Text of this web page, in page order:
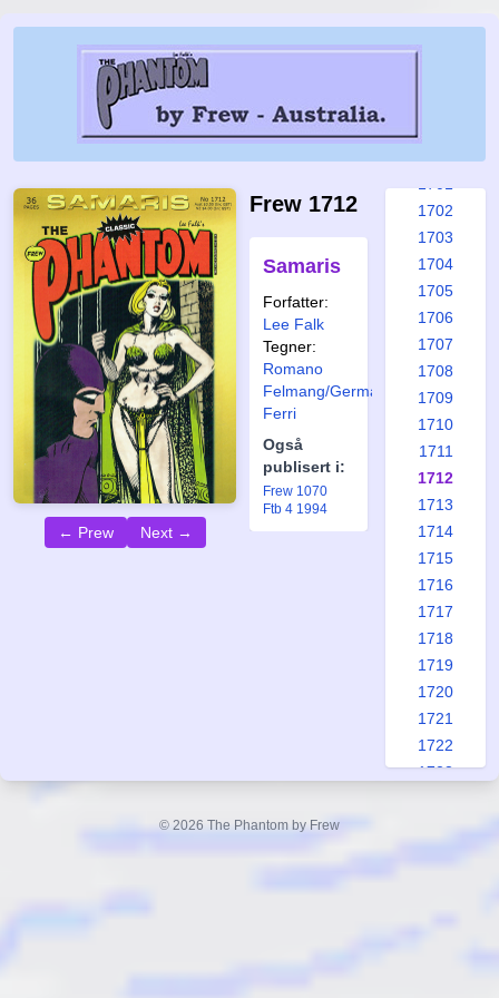
← Prew Next →
Frew 1712
Samaris
Forfatter:
Lee Falk
Tegner:
Romano
Felmang/Germano
Ferri
Også
publisert i:
Frew 1070
Ftb 4 1994
1695
1696
1702
1703
1704
1705
1706
1707
1708
1709
1710
1711
1712
1713
1714
1715
1716
1717
1718
1719
1720
1721
1722
1723
© 2026 The Phantom by Frew